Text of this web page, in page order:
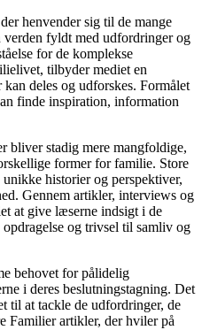
henvender sig til de mange
verden fyldt med udfordringer og
for de komplekse
tilbyder mediet en
deles og udforskes. Formålet
finde inspiration, information
bliver stadig mere mangfoldige,
former for familie. Store
historier og perspektiver,
Gennem artikler, interviews og
at give læserne indsigt i de
og trivsel til samliv og
behovet for pålidelig
i deres beslutningstagning. Det
til at tackle de udfordringer, de
Familier artikler, der hviler på